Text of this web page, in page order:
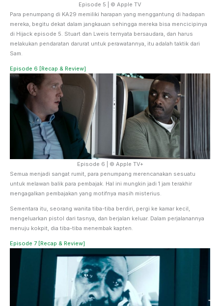
Episode 5 | © Apple TV
Para penumpang di KA29 memiliki harapan yang menggantung di hadapan
mereka, begitu dekat dalam jangkauan sehingga mereka bisa mencicipinya
di Hijack episode 5. Stuart dan Lweis ternyata bersaudara, dan harus
melakukan pendaratan darurat untuk perawatannya, itu adalah taktik dari
Sam.
Episode 6 [Recap & Review]
Episode 6 | © Apple TV+
Semua menjadi sangat rumit, para penumpang merencanakan sesuatu
untuk melawan balik para pembajak. Hal ini mungkin jadi 1 jam terakhir
mengagalkan pembajakan yang motifnya masih misterius.
Sementara itu, seorang wanita tiba-tiba berdiri, pergi ke kamar kecil,
mengeluarkan pistol dari tasnya, dan berjalan keluar. Dalam perjalanannya
menuju kokpit, dia tiba-tiba menembak kapten.
Episode 7 [Recap & Review]